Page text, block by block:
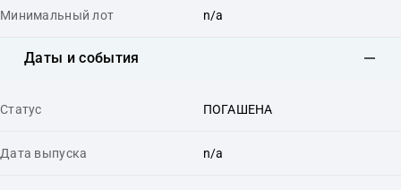
Минимальный лот n/a
Даты и события
Статус ПОГАШЕНА
Дата выпуска n/a